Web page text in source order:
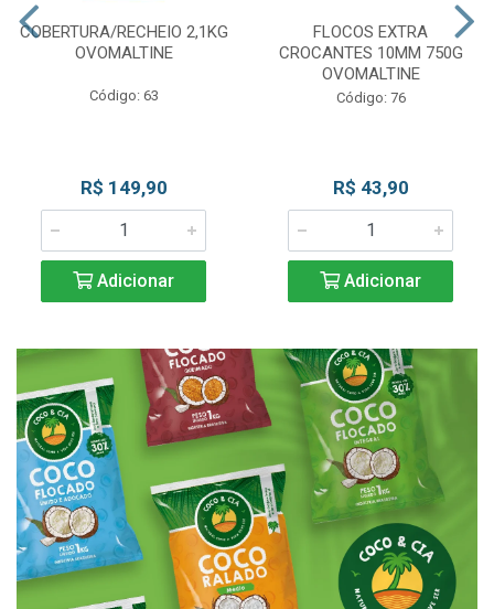
COBERTURA/RECHEIO 2,1KG
OVOMALTINE
Código: 63
R$ 149,90
Adicionar
FLOCOS EXTRA
CROCANTES 10MM 750G
OVOMALTINE
Código: 76
R$ 43,90
Adicionar